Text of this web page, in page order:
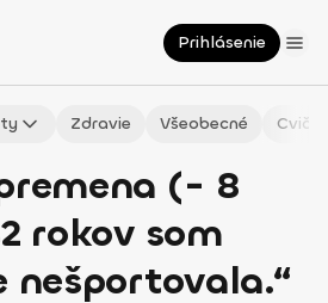
Prihlásenie
Zdravie Všeobecné
(- 8
rokov som
nešportovala.“